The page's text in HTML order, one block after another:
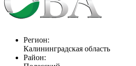
Регион:
Калининградская область
Район: